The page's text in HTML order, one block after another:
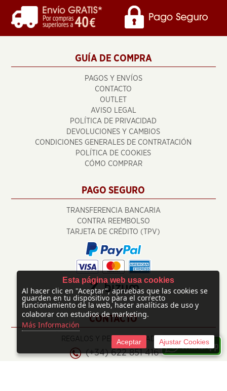
GUÍA DE COMPRA
PAGOS Y ENVÍOS
CONTACTO
OUTLET
AVISO LEGAL
POLÍTICA DE PRIVACIDAD
DEVOLUCIONES Y CAMBIOS
CONDICIONES GENERALES DE CONTRATACIÓN
POLÍTICA DE COOKIES
CÓMO COMPRAR
PAGO SEGURO
TRANSFERENCIA BANCARIA
CONTRA REEMBOLSO
TARJETA DE CRÉDITO (TPV)
CONTACTO
REGALOS Y PERSONALIZADOS
(+34) 622 851 416
Esta página web usa cookies
Al hacer clic en "Aceptar", apruebas que las cookies se
guarden en tu dispositivo para el correcto
funcionamiento de la web, hacer analíticas de uso y
colaborar con estudios de marketing.
Más Información
Aceptar Ajustar Cookies